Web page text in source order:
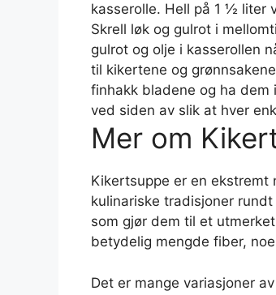
kasserolle. Hell på 1 ½ liter
Skrell løk og gulrot i
gulrot og olje i kasserollen
til kikertene og
finhakk bladene og ha
ved siden av slik at hver
Mer om
Kikertsuppe er en
kulinariske tradisjoner
som gjør dem til et
betydelig mengde fiber,
Det er mange variasjoner